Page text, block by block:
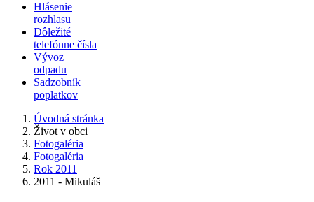
Hlásenie
rozhlasu
Dôležité
telefónne čísla
Vývoz
odpadu
Sadzobník
poplatkov
Úvodná stránka
Život v obci
Fotogaléria
Fotogaléria
Rok 2011
2011 - Mikuláš